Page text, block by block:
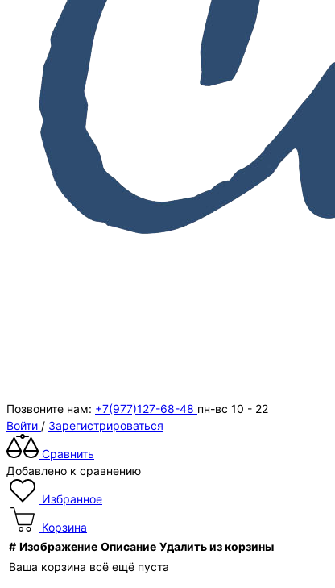
Позвоните нам: +7(977)127-68-48 пн-вс 10 - 22
Войти / Зарегистрироваться
Сравнить
Добавлено к сравнению
Избранное
Корзина
# Изображение Описание Удалить из корзины
Ваша корзина всё ещё пуста